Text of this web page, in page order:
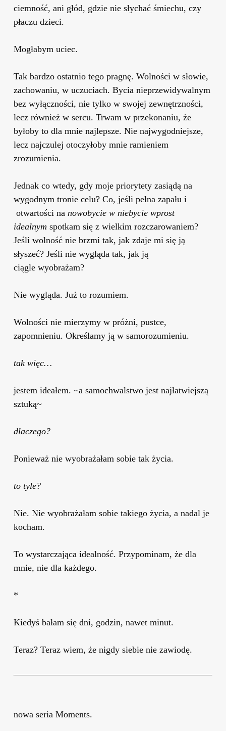
ciemność, ani głód, gdzie nie słychać śmiechu, czy
płaczu dzieci.
Mogłabym uciec.
Tak bardzo ostatnio tego pragnę. Wolności w słowie,
zachowaniu, w uczuciach. Bycia nieprzewidywalnym
bez wyłączności, nie tylko w swojej zewnętrzności,
lecz również w sercu. Trwam w przekonaniu, że
byłoby to dla mnie najlepsze. Nie najwygodniejsze,
lecz najczulej otoczyłoby mnie ramieniem
zrozumienia.
Jednak co wtedy, gdy moje priorytety zasiądą na
wygodnym tronie celu? Co, jeśli pełna zapału i
otwartości na nowobycie w niebycie wprost
idealnym spotkam się z wielkim rozczarowaniem?
Jeśli wolność nie brzmi tak, jak zdaje mi się ją
słyszeć? Jeśli nie wygląda tak, jak ją
ciągle wyobrażam?
Nie wygląda. Już to rozumiem.
Wolności nie mierzymy w próżni, pustce,
zapomnieniu. Określamy ją w samorozumieniu.
tak więc…
jestem ideałem. ~a samochwalstwo jest najłatwiejszą
sztuką~
dlaczego?
Ponieważ nie wyobrażałam sobie tak życia.
to tyle?
Nie. Nie wyobrażałam sobie takiego życia, a nadal je
kocham.
To wystarczająca idealność. Przypominam, że dla
mnie, nie dla każdego.
*
Kiedyś bałam się dni, godzin, nawet minut.
Teraz? Teraz wiem, że nigdy siebie nie zawiodę.
nowa seria Moments.